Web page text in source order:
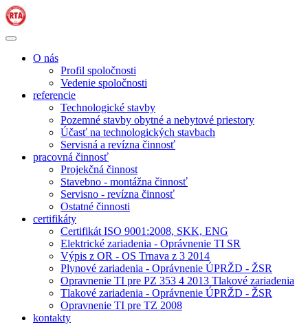
O nás
Profil spoločnosti
Vedenie spoločnosti
referencie
Technologické stavby
Pozemné stavby obytné a nebytové priestory
Účasť na technologických stavbach
Servisná a revízna činnosť
pracovná činnosť
Projekčná činnost
Stavebno - montážna činnosť
Servisno - revízna činnosť
Ostatné činnosti
certifikáty
Certifikát ISO 9001:2008, SKK, ENG
Elektrické zariadenia - Oprávnenie TI SR
Výpis z OR - OS Trnava z 3 2014
Plynové zariadenia - Oprávnenie ÚPRŽD - ŽSR
Opravnenie TI pre PZ 353 4 2013 Tlakové zariadenia
Tlakové zariadenia - Oprávnenie ÚPRŽD - ŽSR
Opravnenie TI pre TZ 2008
kontakty